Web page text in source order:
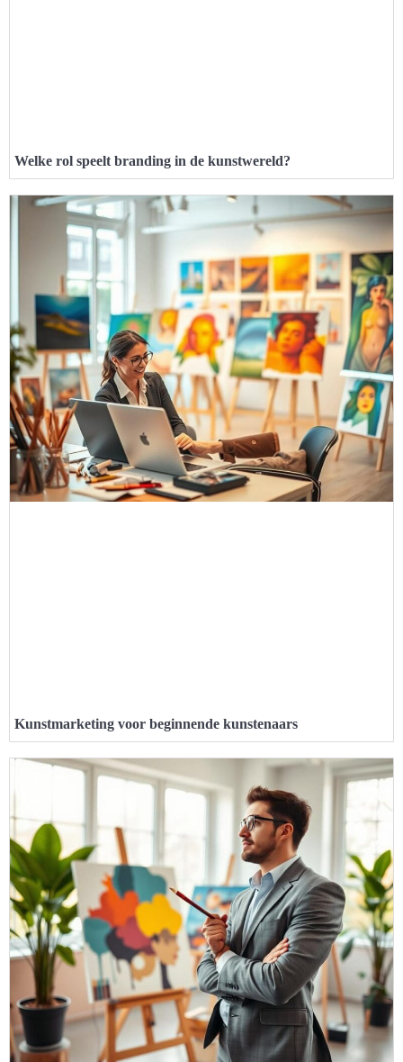
Welke rol speelt branding in de kunstwereld?
Kunstmarketing voor beginnende kunstenaars